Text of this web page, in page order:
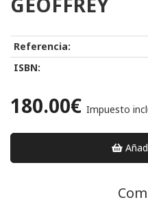
Referencia:
ISBN:
180.00€ Impuesto